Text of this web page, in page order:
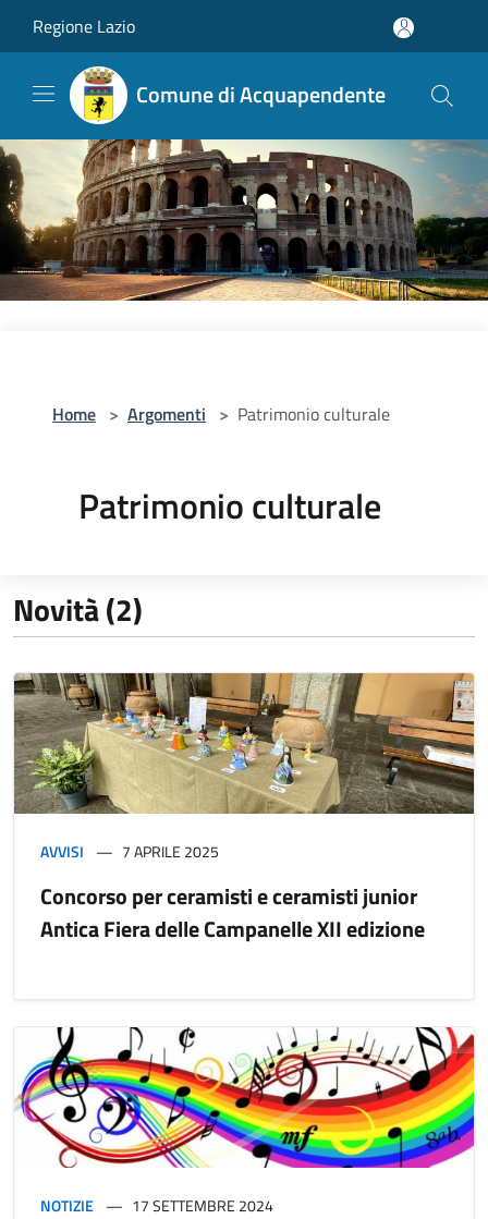
Regione Lazio
Comune di Acquapendente
Home > Argomenti > Patrimonio culturale
Patrimonio culturale
Novità (2)
AVVISI 7 APRILE 2025
Concorso per ceramisti e ceramisti junior
Antica Fiera delle Campanelle XII edizione
NOTIZIE 17 SETTEMBRE 2024